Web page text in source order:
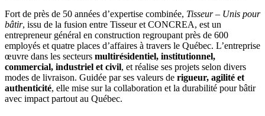
Fort de près de 50 années d’expertise combinée, Tisseur – Unis pour
bâtir, issu de la fusion entre Tisseur et CONCREA, est un
entrepreneur général en construction regroupant près de 600
employés et quatre places d’affaires à travers le Québec. L’entreprise
œuvre dans les secteurs multirésidentiel, institutionnel,
commercial, industriel et civil, et réalise ses projets selon divers
modes de livraison. Guidée par ses valeurs de rigueur, agilité et
authenticité, elle mise sur la collaboration et la durabilité pour bâtir
avec impact partout au Québec.